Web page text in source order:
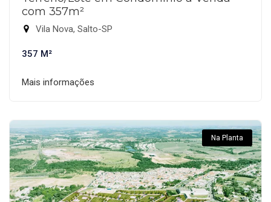
com 357m²
Vila Nova, Salto-SP
357 M²
Mais informações
Na Planta